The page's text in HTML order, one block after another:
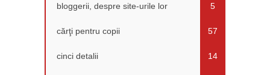
bloggerii, despre site-urile lor 5
cărţi pentru copii 57
cinci detalii 14